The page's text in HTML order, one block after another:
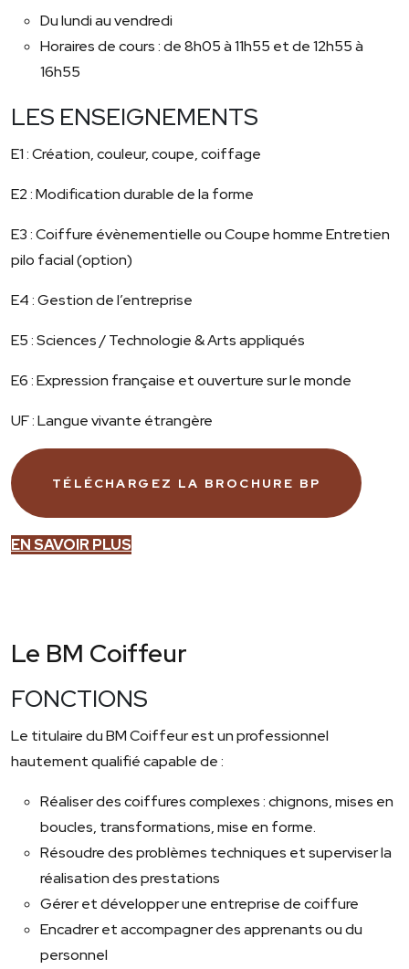
Du lundi au vendredi
Horaires de cours : de 8h05 à 11h55 et de 12h55 à
16h55
LES ENSEIGNEMENTS
E1 : Création, couleur, coupe, coiffage
E2 : Modification durable de la forme
E3 : Coiffure évènementielle ou Coupe homme Entretien
pilo facial (option)
E4 : Gestion de l’entreprise
E5 : Sciences / Technologie & Arts appliqués
E6 : Expression française et ouverture sur le monde
UF : Langue vivante étrangère
TÉLÉCHARGEZ LA BROCHURE BP
EN SAVOIR PLUS
Le BM Coiffeur
FONCTIONS
Le titulaire du BM Coiffeur est un professionnel
hautement qualifié capable de :
Réaliser des coiffures complexes : chignons, mises en
boucles, transformations, mise en forme.
Résoudre des problèmes techniques et superviser la
réalisation des prestations
Gérer et développer une entreprise de coiffure
Encadrer et accompagner des apprenants ou du
personnel